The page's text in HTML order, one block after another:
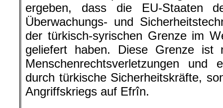
ergeben, dass die EU-Staaten
Überwachungs- und
der türkisch-syrischen Grenze im
geliefert haben. Diese Grenze ist
Menschenrechtsverletzungen und
durch türkische Sicherheitskräfte,
Angriffskriegs auf Efrîn.